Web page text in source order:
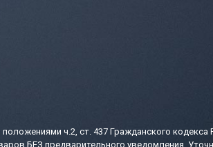
ч.2, ст. 437 Гражданского кодекса
БЕЗ предварительного уведомления.